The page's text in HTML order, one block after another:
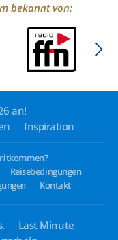
bekannt von:
an!
Inspiration
Reisebedingungen
Kontakt
Last Minute